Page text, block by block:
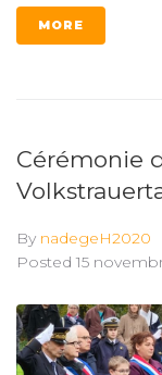
MORE
Cérémonie
By nadegeH2020
Posted 15